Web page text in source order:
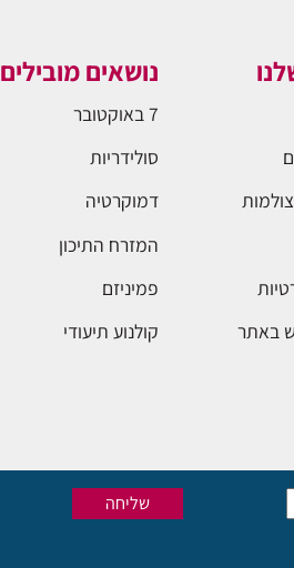
באתר
נושאים מובילים
7 באוקטובר
סולידריות
דמוקרטיה
המזרח התיכון
פמיניזם
קולנוע תיעודי